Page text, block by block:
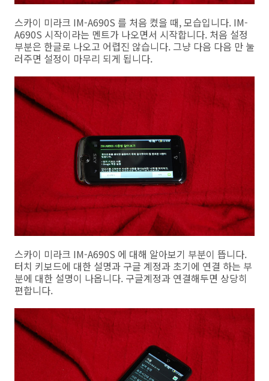
스카이 미라크 IM-A690S 를 처음 켰을 때, 모습입니다. IM-
A690S 시작이라는 멘트가 나오면서 시작합니다. 처음 설정
부분은 한글로 나오고 어렵진 않습니다. 그냥 다음 다음 만 눌
러주면 설정이 마무리 되게 됩니다.
스카이 미라크 IM-A690S 에 대해 알아보기 부분이 뜹니다.
터치 키보드에 대한 설명과 구글 계정과 초기에 연결 하는 부
분에 대한 설명이 나옵니다. 구글계정과 연결해두면 상당히
편합니다.